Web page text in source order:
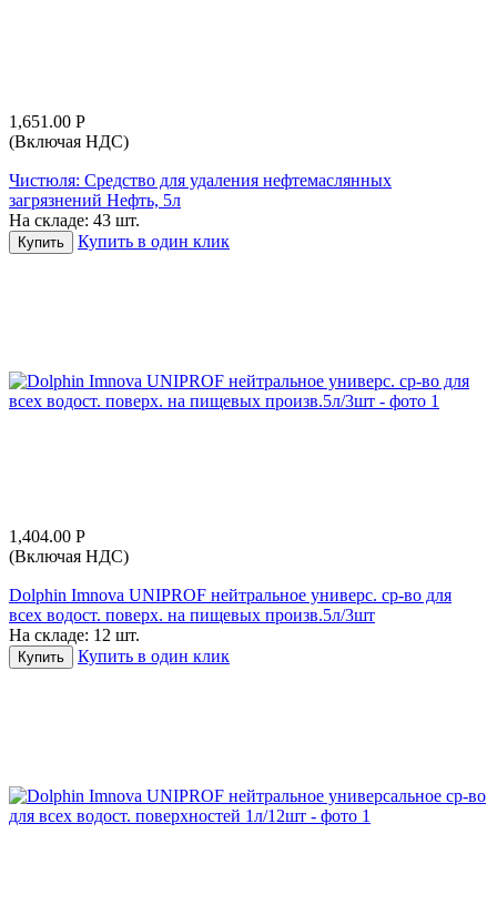
1,651.00 Р
(Включая НДС)
Чистюля: Средство для удаления нефтемаслянных
загрязнений Нефть, 5л
На складе: 43 шт.
Купить Купить в один клик
1,404.00 Р
(Включая НДС)
Dolphin Imnova UNIPROF нейтральное универс. ср-во для
всех водост. поверх. на пищевых произв.5л/3шт
На складе: 12 шт.
Купить Купить в один клик